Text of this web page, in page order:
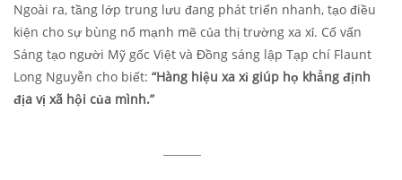
Ngoài ra, tầng lớp trung lưu đang phát triển nhanh, tạo điều
kiện cho sự bùng nổ mạnh mẽ của thị trường xa xỉ. Cố vấn
Sáng tạo người Mỹ gốc Việt và Đồng sáng lập Tạp chí Flaunt
Long Nguyễn cho biết: “Hàng hiệu xa xỉ giúp họ khẳng định
địa vị xã hội của mình.”